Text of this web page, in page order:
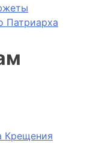
Патриарха
Крещения